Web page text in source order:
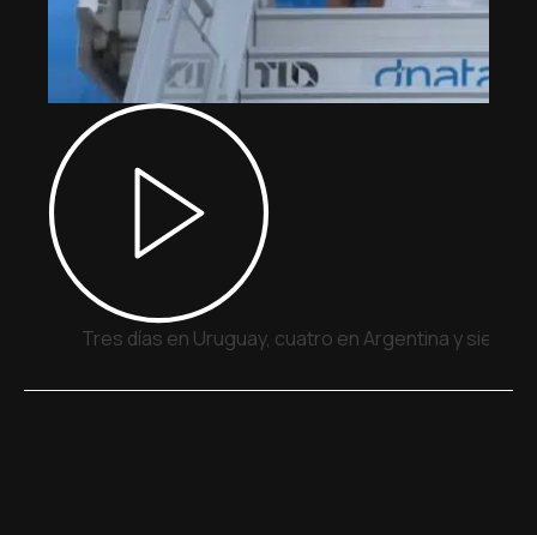
Tres días en Uruguay, cuatro en Argentina y siete